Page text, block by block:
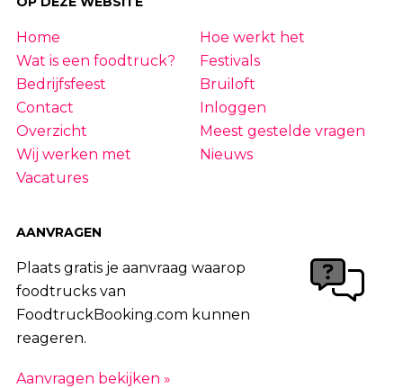
Home
Hoe werkt het
Wat is een foodtruck?
Festivals
Bedrijfsfeest
Bruiloft
Contact
Inloggen
Overzicht
Meest gestelde vragen
Wij werken met
Nieuws
Vacatures
AANVRAGEN
Plaats gratis je aanvraag waarop
foodtrucks van
FoodtruckBooking.com kunnen
reageren.
Aanvragen bekijken »